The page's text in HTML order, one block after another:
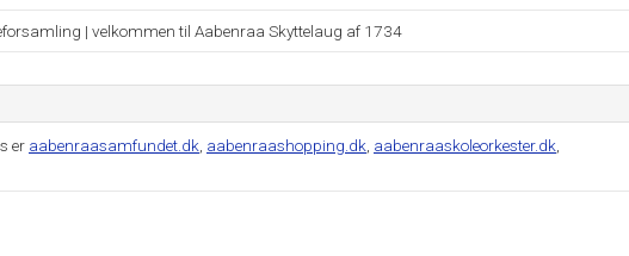
| velkommen til Aabenraa Skyttelaug af 1734
er aabenraasamfundet.dk aabenraashopping.dk aabenraaskoleorkester.dk